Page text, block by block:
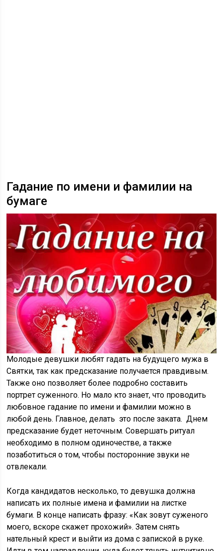
Гадание по имени и фамилии на
бумаге
Молодые девушки любят гадать на будущего мужа в
Святки, так как предсказание получается правдивым.
Также оно позволяет более подробно составить
портрет суженного. Но мало кто знает, что проводить
любовное гадание по имени и фамилии можно в
любой день. Главное, делать это после заката. Днем
предсказание будет неточным. Совершать ритуал
необходимо в полном одиночестве, а также
позаботиться о том, чтобы посторонние звуки не
отвлекали.
Когда кандидатов несколько, то девушка должна
написать их полные имена и фамилии на листке
бумаги. В конце написать фразу: «Как зовут суженого
моего, вскоре скажет прохожий». Затем снять
нательный крест и выйти из дома с запиской в руке.